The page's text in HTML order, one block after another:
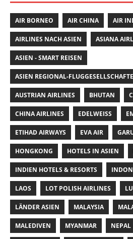
AIR BORNEO AIR CHINA AIR
AIRLINES NACH ASIEN ASIANA
ASIEN - SMART REISEN
ASIEN REGIONAL-
AUSTRIAN AIRLINES BHUTAN
CHINA AIRLINES EDELWEISS
ETIHAD AIRWAYS EVA AIR
HONGKONG HOTELS IN ASIEN
INDIEN HOTELS & RESORTS
LAOS LOT POLISH AIRLINES
LÄNDER ASIEN MALAYSIA
MALEDIVEN MYANMAR NEPAL